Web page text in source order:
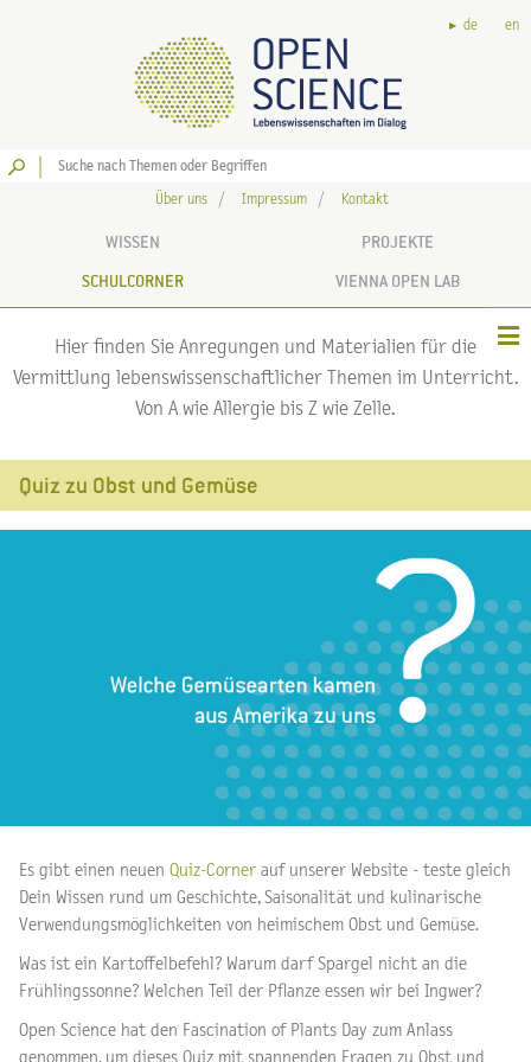
de en
Über uns Impressum Kontakt
WISSEN PROJEKTE
SCHULCORNER VIENNA OPEN LAB
Hier finden Sie Anregungen und Materialien für die
Vermittlung lebenswissenschaftlicher Themen im Unterricht.
Von A wie Allergie bis Z wie Zelle.
Quiz zu Obst und Gemüse
Es gibt einen neuen Quiz-Corner auf unserer Website - teste gleich
Dein Wissen rund um Geschichte, Saisonalität und kulinarische
Verwendungsmöglichkeiten von heimischem Obst und Gemüse.
Was ist ein Kartoffelbefehl? Warum darf Spargel nicht an die
Frühlingssonne? Welchen Teil der Pflanze essen wir bei Ingwer?
Open Science hat den Fascination of Plants Day zum Anlass
genommen, um dieses Quiz mit spannenden Fragen zu Obst und